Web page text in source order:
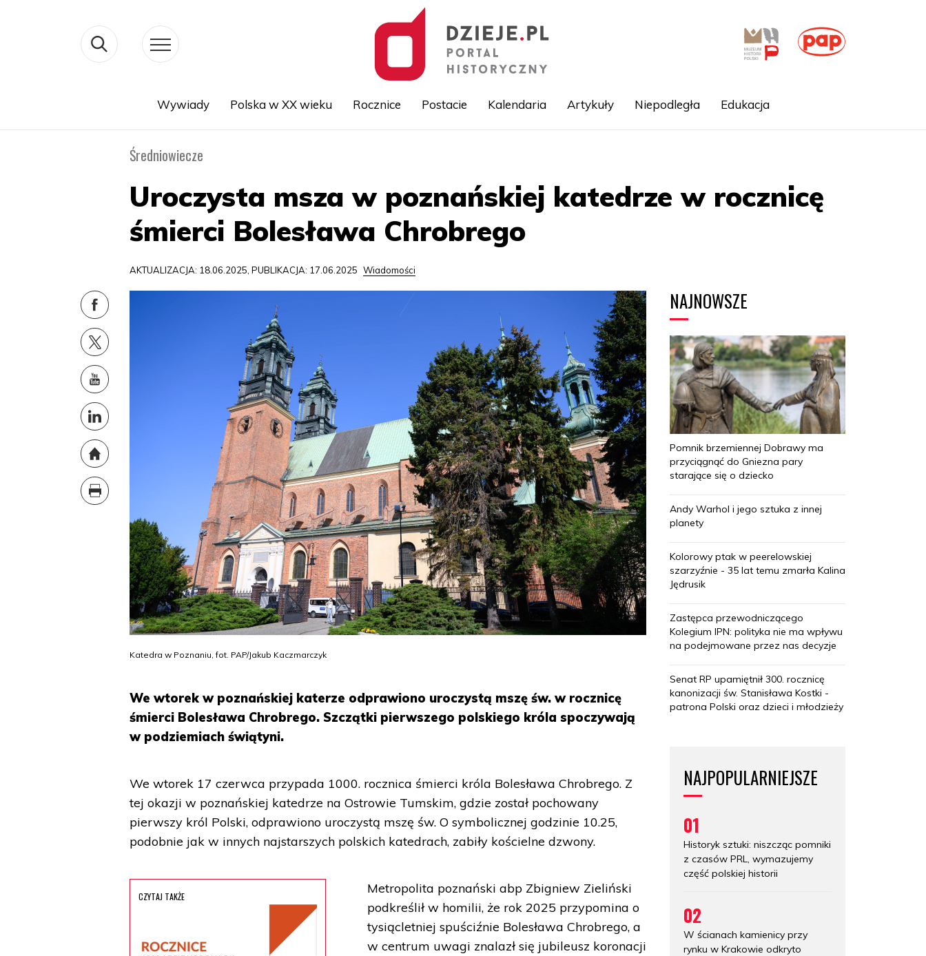
treści
Wywiady Polska w XX wieku Rocznice Postacie Kalendaria Artykuły Niepodległa Edukacja
Średniowiecze
Uroczysta msza w poznańskiej katedrze w rocznicę
śmierci Bolesława Chrobrego
AKTUALIZACJA: 18.06.2025, PUBLIKACJA: 17.06.2025 Wiadomości
Katedra w Poznaniu, fot. PAP/Jakub Kaczmarczyk
We wtorek w poznańskiej katerze odprawiono uroczystą mszę św. w rocznicę
śmierci Bolesława Chrobrego. Szczątki pierwszego polskiego króla spoczywają
w podziemiach świątyni.
We wtorek 17 czerwca przypada 1000. rocznica śmierci króla Bolesława Chrobrego. Z
tej okazji w poznańskiej katedrze na Ostrowie Tumskim, gdzie został pochowany
pierwszy król Polski, odprawiono uroczystą mszę św. O symbolicznej godzinie 10.25,
podobnie jak w innych najstarszych polskich katedrach, zabiły kościelne dzwony.
CZYTAJ TAKŻE
Metropolita poznański abp Zbigniew Zieliński
podkreślił w homilii, że rok 2025 przypomina o
tysiącletniej spuściźnie Bolesława Chrobrego, a
w centrum uwagi znalazł się jubileusz koronacji
NAJNOWSZE
Pomnik brzemiennej Dobrawy ma
przyciągnąć do Gniezna pary
starające się o dziecko
Andy Warhol i jego sztuka z innej
planety
Kolorowy ptak w peerelowskiej
szarzyźnie - 35 lat temu zmarła Kalina
Jędrusik
Zastępca przewodniczącego
Kolegium IPN: polityka nie ma wpływu
na podejmowane przez nas decyzje
Senat RP upamiętnił 300. rocznicę
kanonizacji św. Stanisława Kostki -
patrona Polski oraz dzieci i młodzieży
NAJPOPULARNIEJSZE
01
Historyk sztuki: niszcząc pomniki
z czasów PRL, wymazujemy
część polskiej historii
02
W ścianach kamienicy przy
rynku w Krakowie odkryto